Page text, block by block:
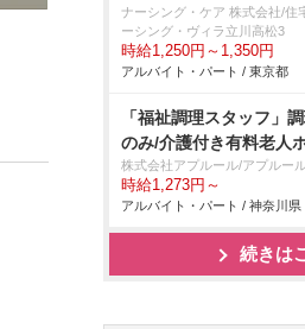
ナーシング・ケア 株式会社/住
ーシング・ヴィラ立川高松3
時給1,250円～1,350円
アルバイト・パート / 東京都
「福祉調理スタッフ」
のみ/介護付き有料老人
株式会社アプルール/アプルー
時給1,273円～
アルバイト・パート / 神奈川県
続きは